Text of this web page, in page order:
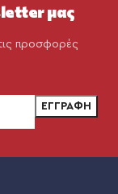
μας
προσφορές